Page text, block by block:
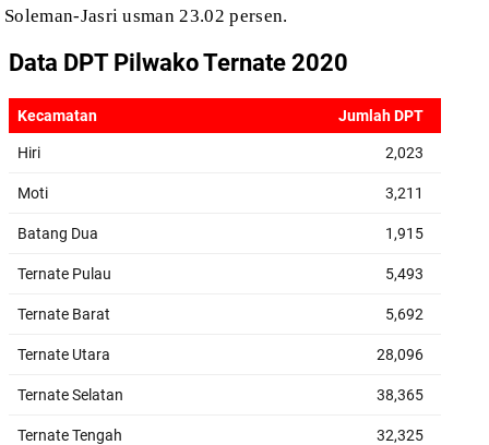
Soleman-Jasri usman 23.02 persen.